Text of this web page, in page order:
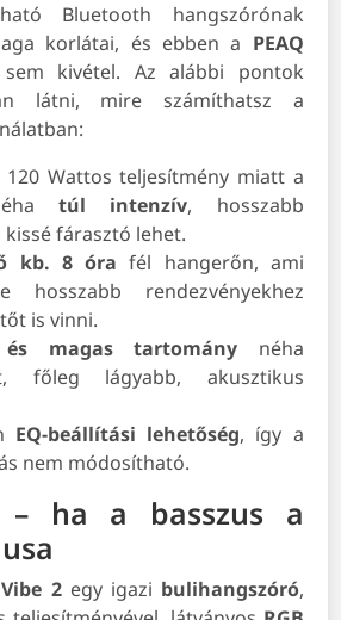
Bluetooth hangszórónak
korlátai, és ebben a PEAQ
sem kivétel. Az alábbi pontok
látni, mire számíthatsz a
120 Wattos teljesítmény miatt a
túl intenzív, hosszabb
fárasztó lehet.
kb. 8 óra fél hangerőn, ami
hosszabb rendezvényekhez
is vinni.
és magas tartomány néha
főleg lágyabb, akusztikus
EQ-beállítási lehetőség, így a
nem módosítható.
– ha a basszus a
2egy igazi bulihangszóró,